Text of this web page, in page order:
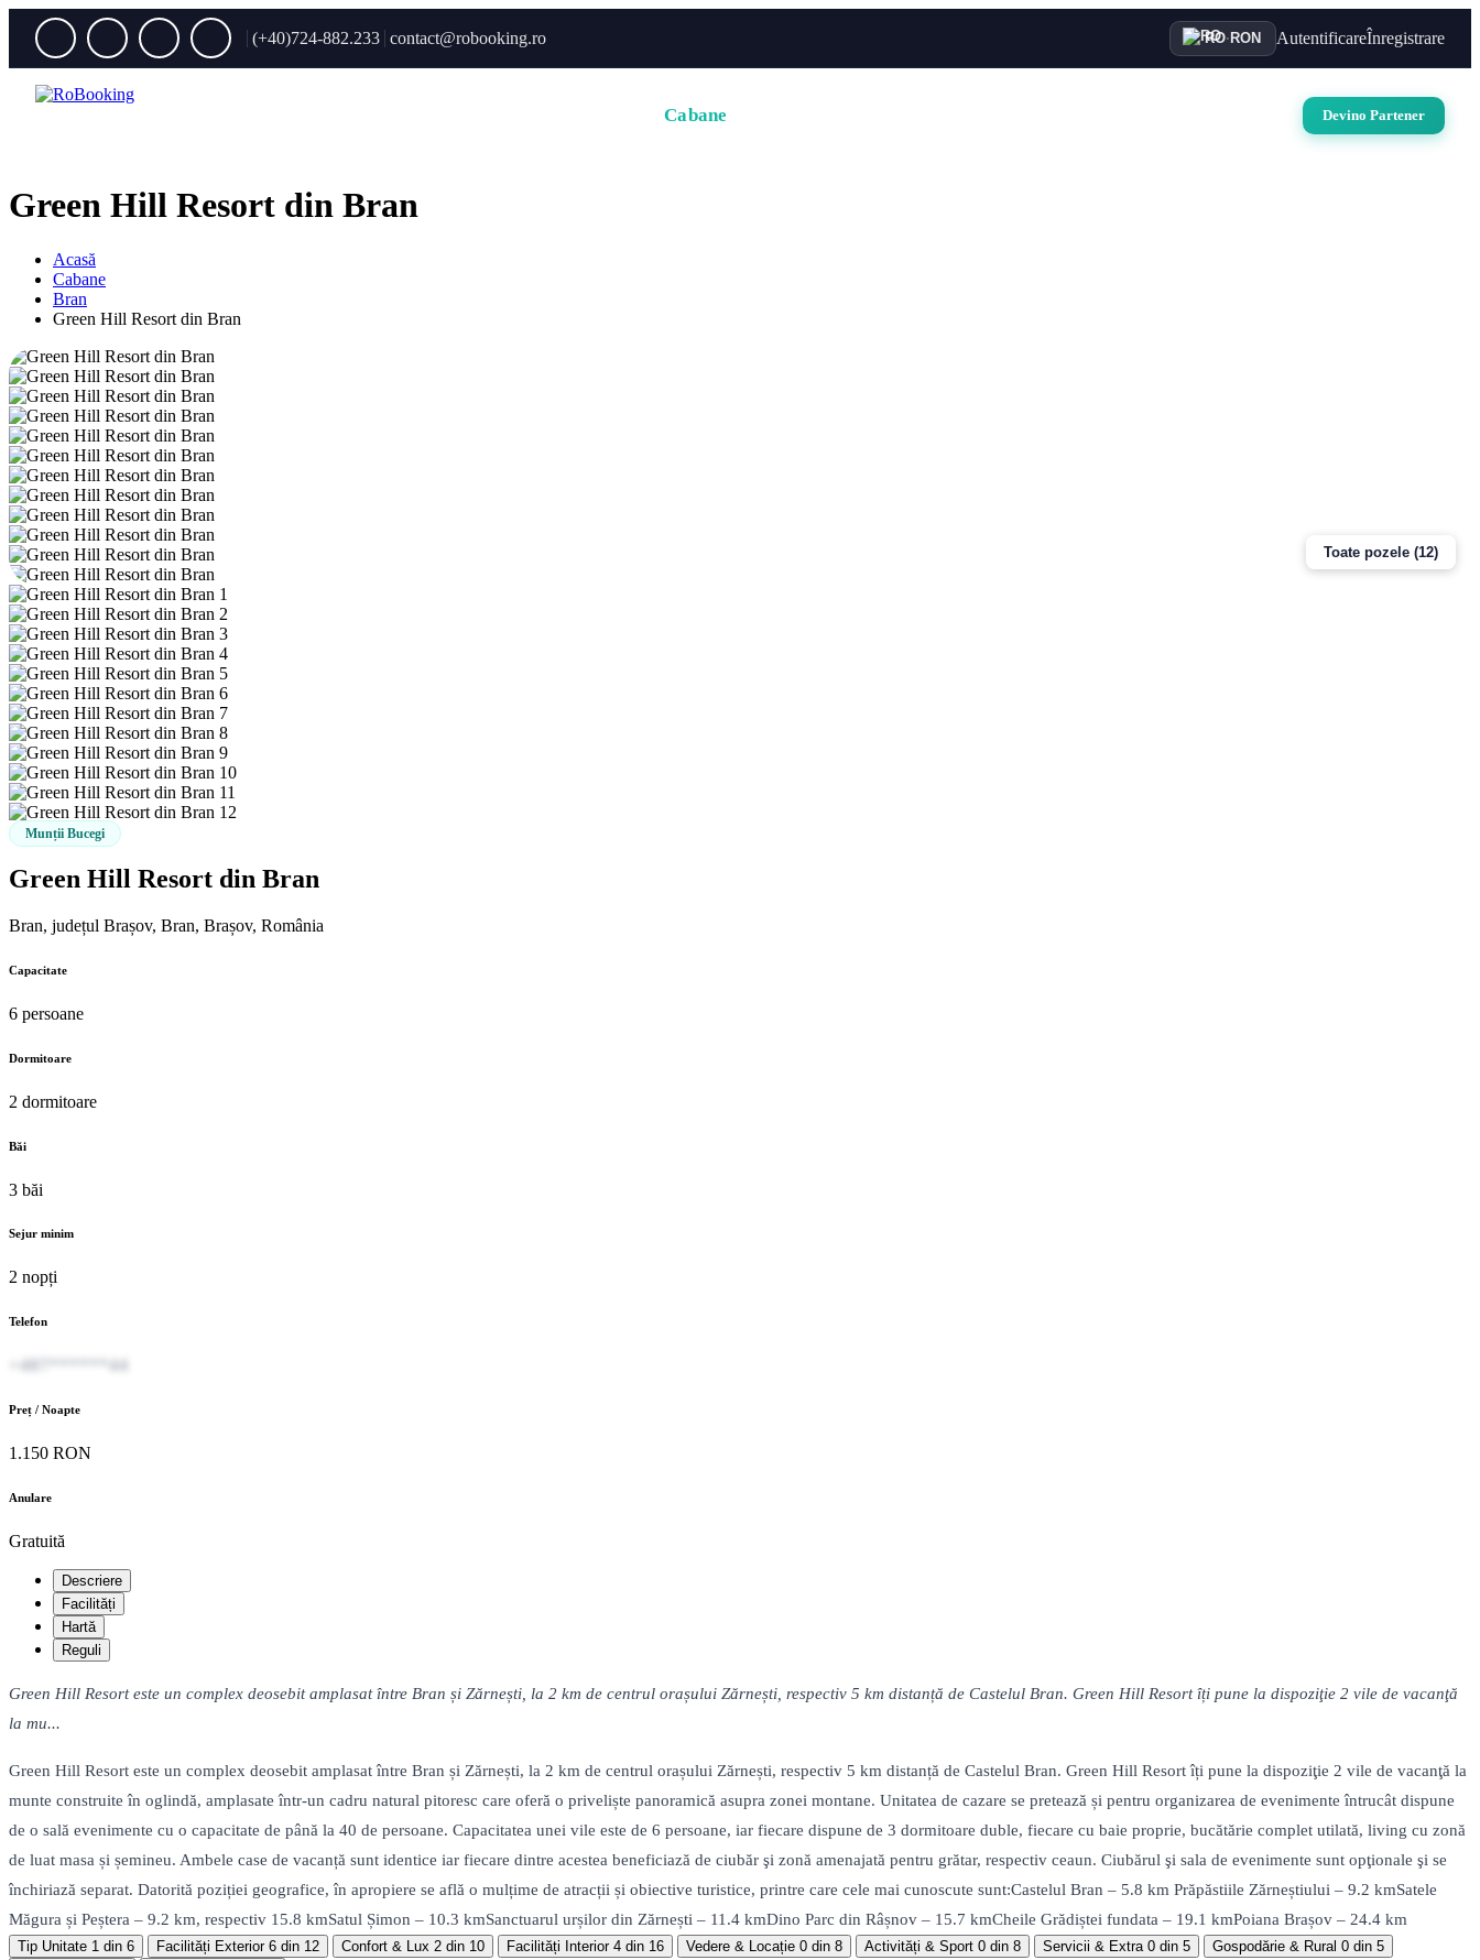
(+40)724-882.233 contact@robooking.ro RO· RON AutentificareÎnregistrare
Cabane Devino Partener
Green Hill Resort din Bran
Acasă
Cabane
Bran
Green Hill Resort din Bran
Toate pozele (12)
Munții Bucegi
Green Hill Resort din Bran
Bran, județul Brașov, Bran, Brașov, România
Capacitate
6 persoane
Dormitoare
2 dormitoare
Băi
3 băi
Sejur minim
2 nopți
Telefon
+407******44
Preț / Noapte
1.150 RON
Anulare
Gratuită
Descriere
Facilități
Hartă
Reguli
Green Hill Resort este un complex deosebit amplasat între Bran și Zărnești, la 2 km de centrul orașului Zărnești, respectiv 5 km distanță de Castelul Bran. Green Hill Resort îți pune la dispoziţie 2 vile de vacanţă
la mu...
Green Hill Resort este un complex deosebit amplasat între Bran și Zărnești, la 2 km de centrul orașului Zărnești, respectiv 5 km distanță de Castelul Bran. Green Hill Resort îți pune la dispoziţie 2 vile de vacanţă la
munte construite în oglindă, amplasate într-un cadru natural pitoresc care oferă o priveliște panoramică asupra zonei montane. Unitatea de cazare se pretează și pentru organizarea de evenimente întrucât dispune
de o sală evenimente cu o capacitate de până la 40 de persoane. Capacitatea unei vile este de 6 persoane, iar fiecare dispune de 3 dormitoare duble, fiecare cu baie proprie, bucătărie complet utilată, living cu zonă
de luat masa și șemineu. Ambele case de vacanță sunt identice iar fiecare dintre acestea beneficiază de ciubăr şi zonă amenajată pentru grătar, respectiv ceaun. Ciubărul şi sala de evenimente sunt opţionale şi se
închiriază separat. Datorită poziției geografice, în apropiere se află o mulțime de atracții și obiective turistice, printre care cele mai cunoscute sunt:Castelul Bran – 5.8 km Prăpăstiile Zărneștiului – 9.2 kmSatele
Măgura și Peștera – 9.2 km, respectiv 15.8 kmSatul Șimon – 10.3 kmSanctuarul urșilor din Zărnești – 11.4 kmDino Parc din Râșnov – 15.7 kmCheile Grădiștei fundata – 19.1 kmPoiana Brașov – 24.4 km
Tip Unitate 1 din 6 Facilități Exterior 6 din 12 Confort & Lux 2 din 10 Facilități Interior 4 din 16 Vedere & Locație 0 din 8 Activități & Sport 0 din 8 Servicii & Extra 0 din 5 Gospodărie & Rural 0 din 5